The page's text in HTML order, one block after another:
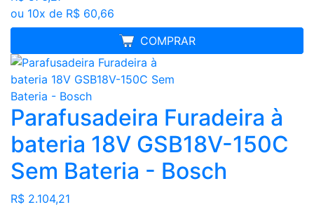
ou 10x de R$ 60,66
COMPRAR
FRETE GRÁTIS
Parafusadeira Furadeira à
bateria 18V GSB18V-150C
Sem Bateria - Bosch
R$ 2.104,21